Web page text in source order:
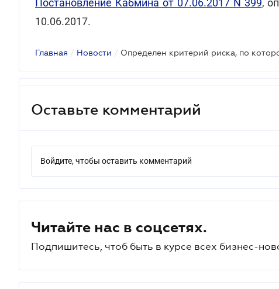
Постановление Кабмина от 07.06.2017 N 399,
10.06.2017.
Главная / Новости /
Оставьте комментарий
Войдите, чтобы оставить комментарий
Читайте нас в соцсетях.
Подпишитесь, чтоб быть в курсе всех бизнес-